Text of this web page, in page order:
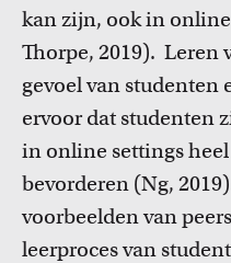
Inspiratie van
Lees Teacher Stories van
kan zijn, ookin online
Thorpe, 2019). Leren
gevoel van studenten
ervoor dat studenten
in online settingsheel
bevorderen (Ng,
voorbeelden vanpeers
leerproces van